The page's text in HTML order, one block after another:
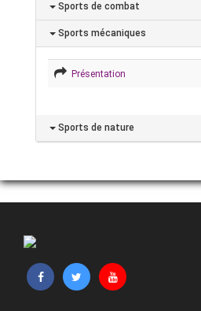
Sports de combat
Sports mécaniques
Présentation
Sports de nature